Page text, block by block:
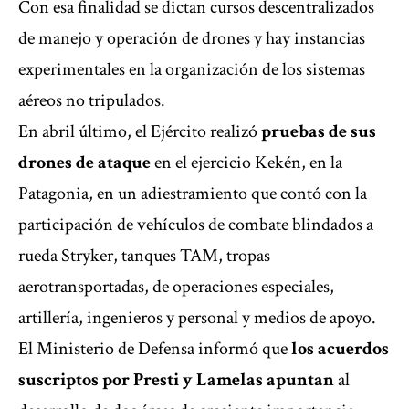
Con esa finalidad se dictan cursos descentralizados
de manejo y operación de drones y hay instancias
experimentales en la organización de los sistemas
aéreos no tripulados.
En abril último, el Ejército realizópruebas de sus
drones de ataqueen el ejercicio Kekén, en la
Patagonia, en un adiestramiento que contó con la
participación de vehículos de combate blindados a
rueda Stryker, tanques TAM, tropas
aerotransportadas, de operaciones especiales,
artillería, ingenieros y personal y medios de apoyo.
El Ministerio de Defensa informó quelos acuerdos
suscriptos por Presti y Lamelas apuntanal